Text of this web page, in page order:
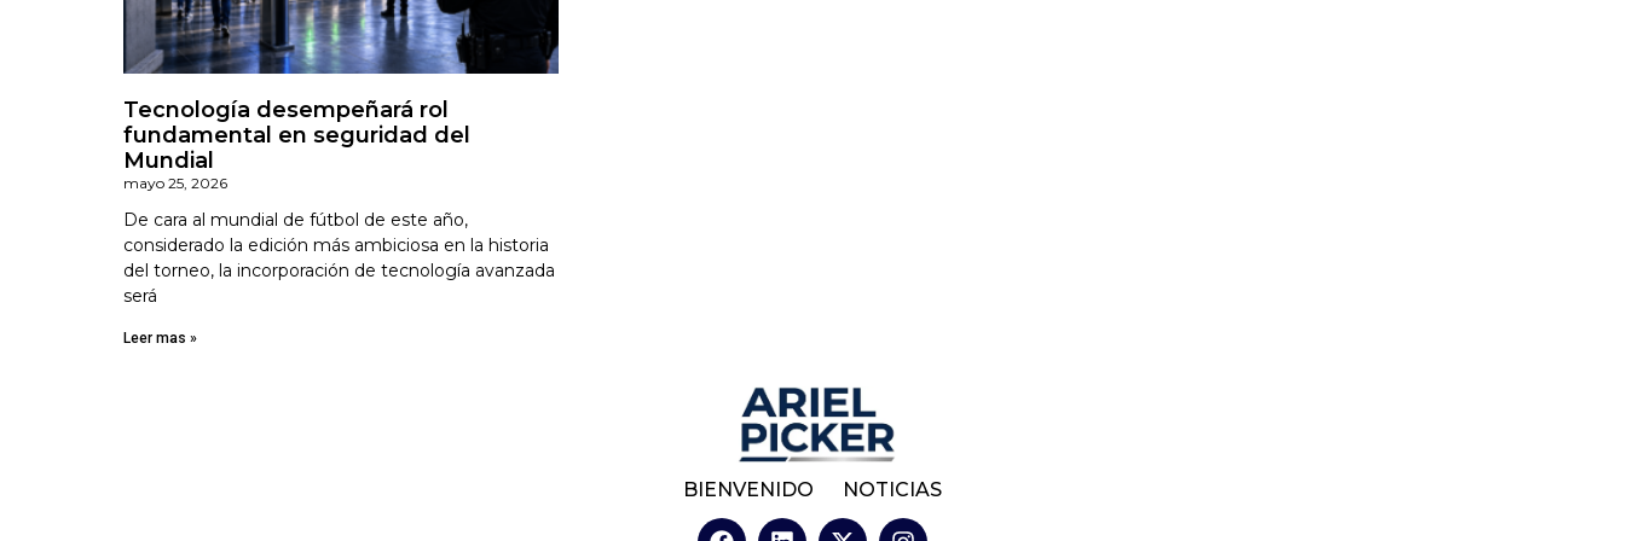
Tecnología desempeñará rol
fundamental en seguridad del
Mundial
mayo 25, 2026
De cara al mundial de fútbol de este año,
considerado la edición más ambiciosa en la historia
del torneo, la incorporación de tecnología avanzada
será
Leer mas »
BIENVENIDO NOTICIAS